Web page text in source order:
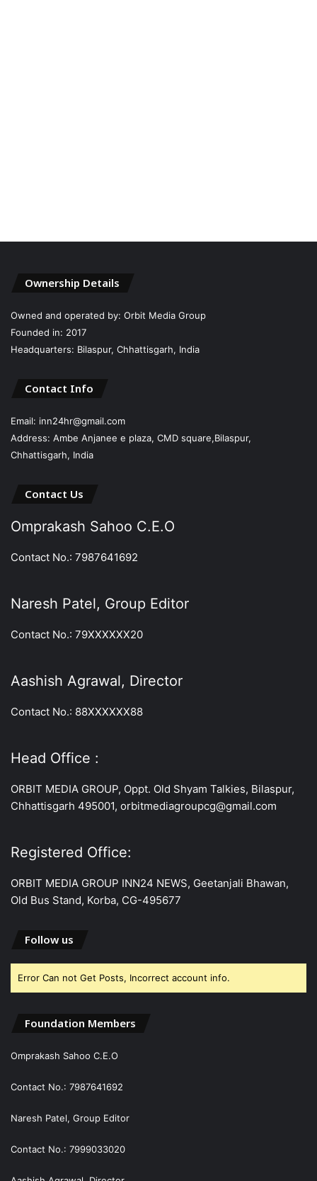
Ownership Details
Owned and operated by: Orbit Media Group
Founded in: 2017
Headquarters: Bilaspur, Chhattisgarh, India
Contact Info
Email: inn24hr@gmail.com
Address: Ambe Anjanee e plaza, CMD square,Bilaspur,
Chhattisgarh, India
Contact Us
Omprakash Sahoo C.E.O
Contact No.: 7987641692
Naresh Patel, Group Editor
Contact No.: 79XXXXXX20
Aashish Agrawal, Director
Contact No.: 88XXXXXX88
Head Office :
ORBIT MEDIA GROUP, Oppt. Old Shyam Talkies, Bilaspur,
Chhattisgarh 495001, orbitmediagroupcg@gmail.com
Registered Office:
ORBIT MEDIA GROUP INN24 NEWS, Geetanjali Bhawan,
Old Bus Stand, Korba, CG-495677
Follow us
Error Can not Get Posts, Incorrect account info.
Foundation Members
Omprakash Sahoo C.E.O
Contact No.: 7987641692
Naresh Patel, Group Editor
Contact No.: 7999033020